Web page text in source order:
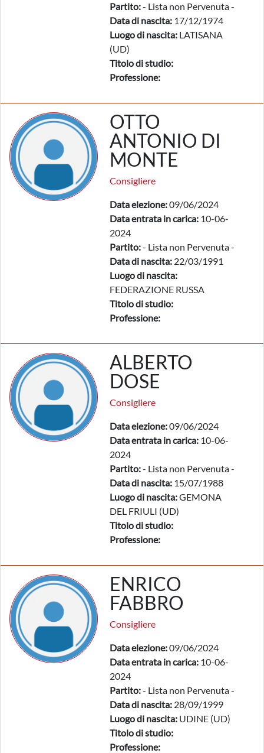
Partito:- Lista non Pervenuta -
Data di nascita: 17/12/1974
Luogo di nascita: LATISANA
(UD)
Titolo di studio:
Professione:
OTTO
ANTONIO DI
MONTE
Consigliere
Data elezione:09/06/2024
Data entrata in carica: 10-06-
2024
Partito:- Lista non Pervenuta -
Data di nascita: 22/03/1991
Luogo di nascita:
FEDERAZIONE RUSSA
Titolo di studio:
Professione:
ALBERTO
DOSE
Consigliere
Data elezione:09/06/2024
Data entrata in carica: 10-06-
2024
Partito:- Lista non Pervenuta -
Data di nascita: 15/07/1988
Luogo di nascita:GEMONA
DEL FRIULI (UD)
Titolo di studio:
Professione:
ENRICO
FABBRO
Consigliere
Data elezione:09/06/2024
Data entrata in carica: 10-06-
2024
Partito:- Lista non Pervenuta -
Data di nascita: 28/09/1999
Luogo di nascita: UDINE (UD)
Titolo di studio:
Professione: